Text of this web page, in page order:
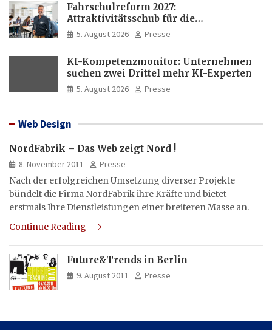
Fahrschulreform 2027:
Attraktivitätsschub für die
Fahrlehrerausbildung
5. August 2026 Presse
KI-Kompetenzmonitor: Unternehmen
suchen zwei Drittel mehr KI-Experten
5. August 2026 Presse
Web Design
NordFabrik – Das Web zeigt Nord !
8. November 2011
Presse
Nach der erfolgreichen Umsetzung diverser Projekte
bündelt die Firma NordFabrik ihre Kräfte und bietet
erstmals Ihre Dienstleistungen einer breiteren Masse an.
Continue Reading
Future&Trends in Berlin
9. August 2011 Presse